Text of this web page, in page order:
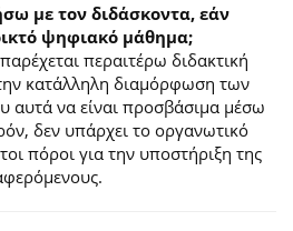
με τον διδάσκοντα, εάν
ψηφιακό μάθημα;
περαιτέρω διδακτική
κατάλληλη διαμόρφωση των
αυτά να είναι προσβάσιμα μέσω
δεν υπάρχει το οργανωτικό
πόροι για την υποστήριξη της